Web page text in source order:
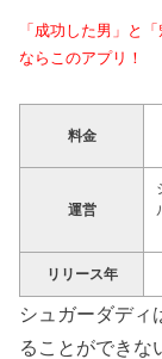
「成功した男」と
ならこのアプリ！
料金
運営
リリース年
シュガーダディ
ることができな